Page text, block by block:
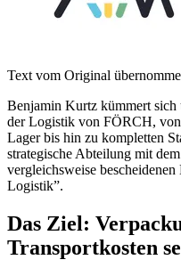
Text vom Original
Benjamin Kurtz kümmert
der Logistik von FÖRCH, von
Lager bis hin zu kompletten
strategische Abteilung mit
vergleichsweise
Logistik”.
Das Ziel:
Transportkosten